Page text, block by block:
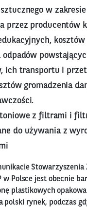
w zakresie
przez producentów
kosztów
odpadów
ich transportu i
gromadzenia
z filtrami i
do używania z
Stowarzyszenia
w Polsce jest obecnie
plastikowych
polski rynek, podczas